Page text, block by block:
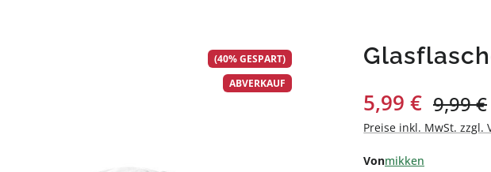
(40% GESPART)
ABVERKAUF
Verkaufspreis:
5,99 € 9,99 €
Preise inkl. MwSt. zzgl.
Vonmikken